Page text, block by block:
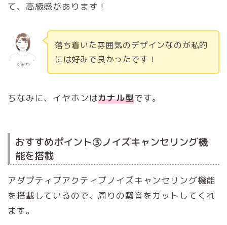
て、高級感があります！
くみか
落ち着いた雰囲気のデザインなのが私的
には好みで良かったです！
ちなみに、イヤホンはカナル型です。
おすすめポイント③ノイズキャンセリング機
能を搭載
アダプティブアクティブノイズキャンセリング機能
を搭載しているので、周りの騒音をカットしてくれ
ます。